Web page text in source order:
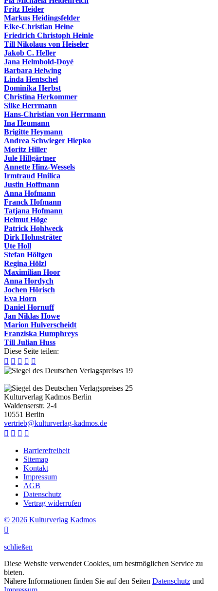
Fritz Heider
Markus Heidingsfelder
Eike-Christian Heine
Friedrich Christoph Heinle
Till Nikolaus von Heiseler
Jakob C. Heller
Jana Helmbold-Doyé
Barbara Helwing
Linda Hentschel
Dominika Herbst
Christina Herkommer
Silke Herrmann
Hans-Christian von Herrmann
Ina Heumann
Brigitte Heymann
Andrea Schwieger Hiepko
Moritz Hiller
Jule Hillgärtner
Annette Hinz-Wessels
Irmtraud Hnilica
Justin Hoffmann
Anna Hofmann
Franck Hofmann
Tatjana Hofmann
Helmut Höge
Patrick Hohlweck
Dirk Hohnsträter
Ute Holl
Stefan Höltgen
Regina Hölzl
Maximilian Hoor
Anna Hordych
Jochen Hörisch
Eva Horn
Daniel Hornuff
Jan Niklas Howe
Marion Hulverscheidt
Franziska Humphreys
Till Julian Huss
Diese Seite teilen:
    
Kulturverlag Kadmos Berlin
Waldenserstr. 2-4
10551 Berlin
vertrieb@kulturverlag-kadmos.de
   
Barrierefreiheit
Sitemap
Kontakt
Impressum
AGB
Datenschutz
Vertrag widerrufen
© 2026 Kulturverlag Kadmos

schließen
Diese Website verwendet Cookies, um bestmöglichen Service zu
bieten.
Nähere Informationen finden Sie auf den Seiten Datenschutz und